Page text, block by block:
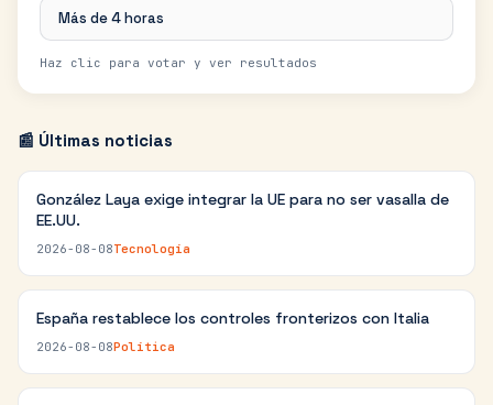
Más de 4 horas
Haz clic para votar y ver resultados
📰 Últimas noticias
González Laya exige integrar la UE para no ser vasalla de
EE.UU.
2026-08-08Tecnología
España restablece los controles fronterizos con Italia
2026-08-08Política